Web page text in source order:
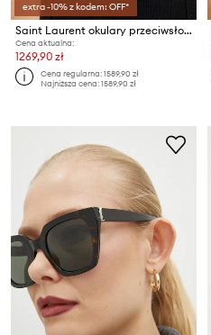
extra -10% z kodem: OFF*
Saint Laurent okulary przeciwsłoneczne
Cena aktualna:
1269,90 zł
Cena regularna:1589,90 zł
Najniższa cena:1589,90 zł